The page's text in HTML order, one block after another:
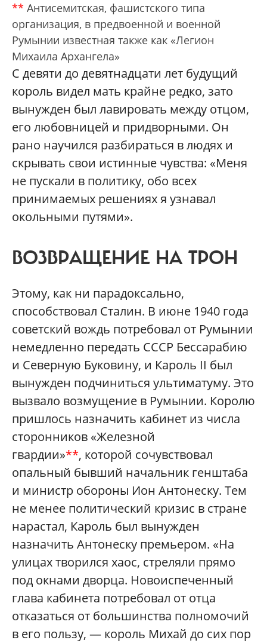
** Антисемитская, фашистского типа
организация, в предвоенной и военной
Румынии известная также как «Легион
Михаила Архангела»
С девяти до девятнадцати лет будущий
король видел мать крайне редко, зато
вынужден был лавировать между отцом,
его любовницей и придворными. Он
рано научился разбираться в людях и
скрывать свои истинные чувства: «Меня
не пускали в политику, обо всех
принимаемых решениях я узнавал
окольными путями».
ВОЗВРАЩЕНИЕ НА ТРОН
Этому, как ни парадоксально,
способствовал Сталин. В июне 1940 года
советский вождь потребовал от Румынии
немедленно передать СССР Бессарабию
и Северную Буковину, и Кароль II был
вынужден подчиниться ультиматуму. Это
вызвало возмущение в Румынии. Королю
пришлось назначить кабинет из числа
сторонников «Железной
гвардии»**, которой сочувствовал
опальный бывший начальник генштаба
и министр обороны Ион Антонеску. Тем
не менее политический кризис в стране
нарастал, Кароль был вынужден
назначить Антонеску премьером. «На
улицах творился хаос, стреляли прямо
под окнами дворца. Новоиспеченный
глава кабинета потребовал от отца
отказаться от большинства полномочий
в его пользу, — король Михай до сих пор